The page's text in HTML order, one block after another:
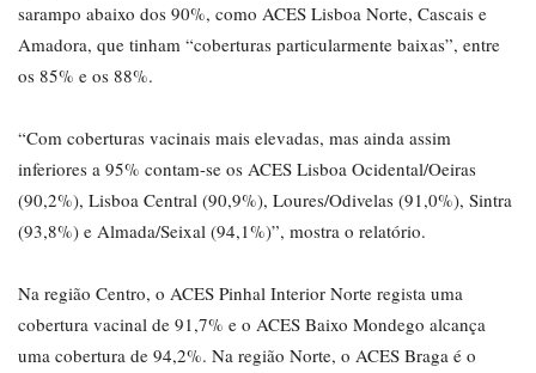
sarampo abaixo dos 90%, como ACES Lisboa Norte, Cascais e
Amadora, que tinham “coberturas particularmente baixas”, entre
os 85% e os 88%.
“Com coberturas vacinais mais elevadas, mas ainda assim
inferiores a 95% contam-se os ACES Lisboa Ocidental/Oeiras
(90,2%), Lisboa Central (90,9%), Loures/Odivelas (91,0%), Sintra
(93,8%) e Almada/Seixal (94,1%)”, mostra o relatório.
Na região Centro, o ACES Pinhal Interior Norte regista uma
cobertura vacinal de 91,7% e o ACES Baixo Mondego alcança
uma cobertura de 94,2%. Na região Norte, o ACES Braga é o